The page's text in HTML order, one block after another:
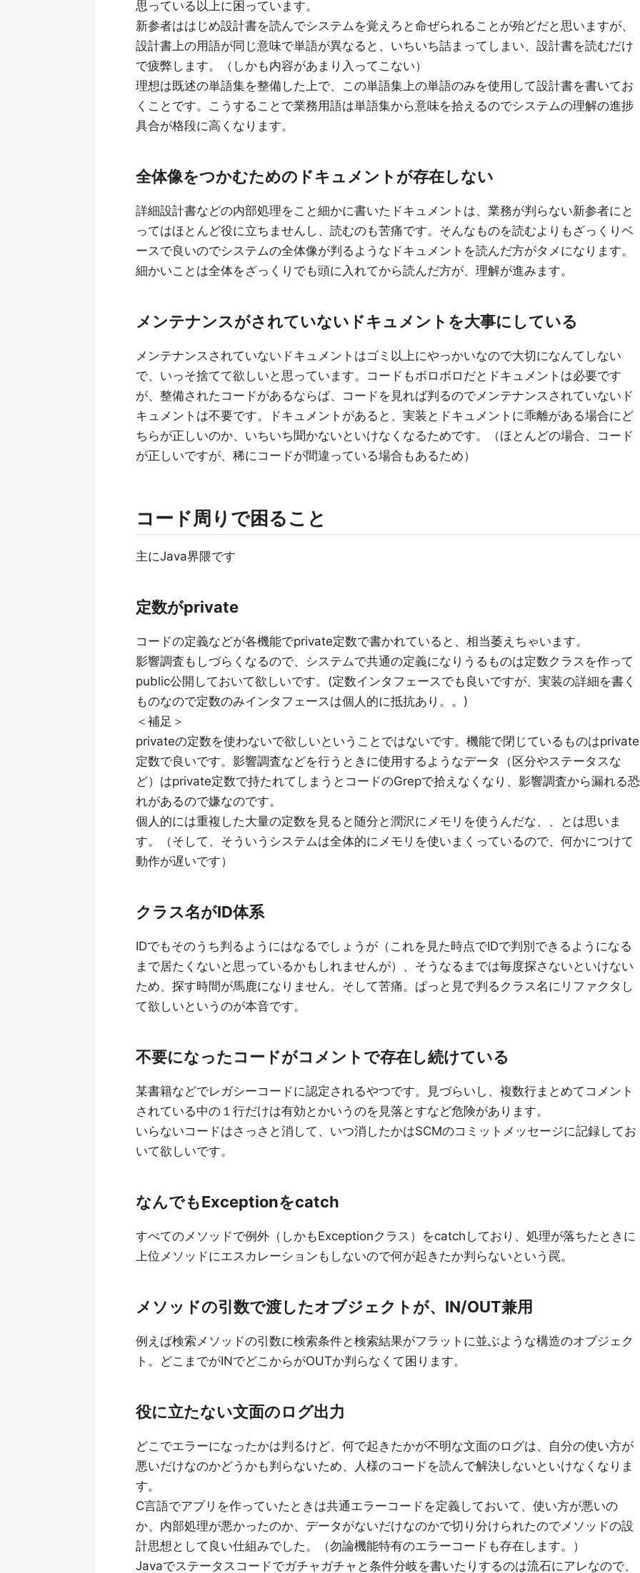
思っている以上に困っています。
新参者ははじめ設計書を読んでシステムを覚えろと命ぜられることが殆どだと思いますが、
設計書上の用語が同じ意味で単語が異なると、いちいち詰まってしまい、設計書を読むだけ
で疲弊します。（しかも内容があまり入ってこない）
理想は既述の単語集を整備した上で、この単語集上の単語のみを使用して設計書を書いてお
くことです。こうすることで業務用語は単語集から意味を拾えるのでシステムの理解の進捗
具合が格段に高くなります。
全体像をつかむためのドキュメントが存在しない
詳細設計書などの内部処理をこと細かに書いたドキュメントは、業務が判らない新参者にと
ってはほとんど役に立ちませんし、読むのも苦痛です。そんなものを読むよりもざっくりベ
ースで良いのでシステムの全体像が判るようなドキュメントを読んだ方がタメになります。
細かいことは全体をざっくりでも頭に入れてから読んだ方が、理解が進みます。
メンテナンスがされていないドキュメントを大事にしている
メンテナンスされていないドキュメントはゴミ以上にやっかいなので大切になんてしない
で、いっそ捨てて欲しいと思っています。コードもボロボロだとドキュメントは必要です
が、整備されたコードがあるならば、コードを見れば判るのでメンテナンスされていないド
キュメントは不要です。ドキュメントがあると、実装とドキュメントに乖離がある場合にど
ちらが正しいのか、いちいち聞かないといけなくなるためです。（ほとんどの場合、コード
が正しいですが、稀にコードが間違っている場合もあるため）
コード周りで困ること
主にJava界隈です
定数がprivate
コードの定義などが各機能でprivate定数で書かれていると、相当萎えちゃいます。
影響調査もしづらくなるので、システムで共通の定義になりうるものは定数クラスを作って
public公開しておいて欲しいです。(定数インタフェースでも良いですが、実装の詳細を書く
ものなので定数のみインタフェースは個人的に抵抗あり。。)
＜補足＞
privateの定数を使わないで欲しいということではないです。機能で閉じているものはprivate
定数で良いです。影響調査などを行うときに使用するようなデータ（区分やステータスな
ど）はprivate定数で持たれてしまうとコードのGrepで拾えなくなり、影響調査から漏れる恐
れがあるので嫌なのです。
個人的には重複した大量の定数を見ると随分と潤沢にメモリを使うんだな、、とは思いま
す。（そして、そういうシステムは全体的にメモリを使いまくっているので、何かにつけて
動作が遅いです）
クラス名がID体系
IDでもそのうち判るようにはなるでしょうが（これを見た時点でIDで判別できるようになる
まで居たくないと思っているかもしれませんが）、そうなるまでは毎度探さないといけない
ため、探す時間が馬鹿になりません。そして苦痛。ぱっと見で判るクラス名にリファクタし
て欲しいというのが本音です。
不要になったコードがコメントで存在し続けている
某書籍などでレガシーコードに認定されるやつです。見づらいし、複数行まとめてコメント
されている中の１行だけは有効とかいうのを見落とすなど危険があります。
いらないコードはさっさと消して、いつ消したかはSCMのコミットメッセージに記録してお
いて欲しいです。
なんでもExceptionをcatch
すべてのメソッドで例外（しかもExceptionクラス）をcatchしており、処理が落ちたときに
上位メソッドにエスカレーションもしないので何が起きたか判らないという罠。
メソッドの引数で渡したオブジェクトが、IN/OUT兼用
例えば検索メソッドの引数に検索条件と検索結果がフラットに並ぶような構造のオブジェク
ト。どこまでがINでどこからがOUTか判らなくて困ります。
役に立たない文面のログ出力
どこでエラーになったかは判るけど、何で起きたかが不明な文面のログは、自分の使い方が
悪いだけなのかどうかも判らないため、人様のコードを読んで解決しないといけなくなりま
す。
C言語でアプリを作っていたときは共通エラーコードを定義しておいて、使い方が悪いの
か、内部処理が悪かったのか、データがないだけなのかで切り分けられたのでメソッドの設
計思想として良い仕組みでした。（勿論機能特有のエラーコードも存在します。）
Javaでステータスコードでガチャガチャと条件分岐を書いたりするのは流石にアレなので、